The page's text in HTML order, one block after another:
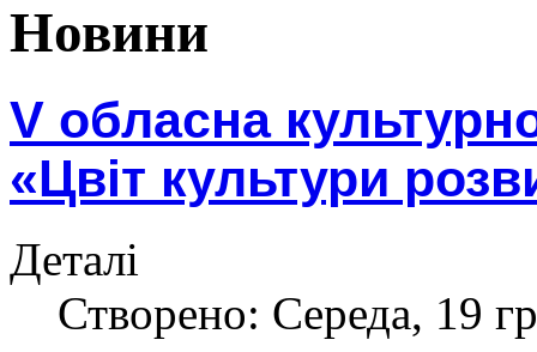
Новини
V обласна
«Цвіт культури
Деталі
Створено: Середа, 19